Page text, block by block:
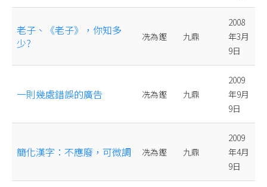
老子、《老子》，你知多
少?
冼為鏗 九鼎
2008
年3月
9日
一則幾處錯誤的廣告 冼為鏗 九鼎
2009
年9月
9日
簡化漢字：不應廢，可微調 冼為鏗 九鼎
2009
年4月
9日